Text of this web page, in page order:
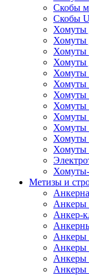
Скобы
Скобы
Хомуты
Хомуты
Хомуты
Хомуты
Хомуты
Хомуты
Хомуты
Хомуты
Хомуты
Хомуты
Хомуты
Хомуты
Метизы и
Анкеры
Анкер-
Анкеры
Анкеры
Анкеры
Анкеры